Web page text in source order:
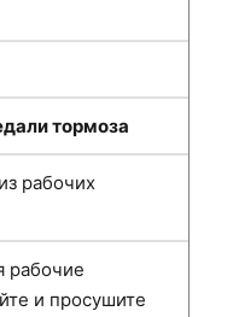
тормоза
рабочих
рабочие
и просушите